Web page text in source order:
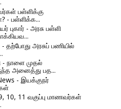
பள்ளிக்கு
- பள்ளிக்க...
புகார் - அரசு பள்ளி
தற்போது அரசுப் பணியில்
நாளை முதல்
அனைத்து பத...
- இயக்குநர்
10, 11 வகுப்பு மாணவர்கள்